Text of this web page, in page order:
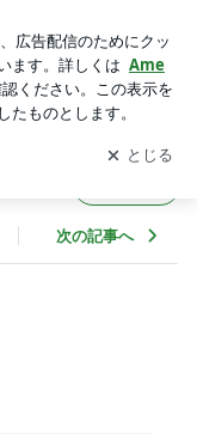
を受け取りまし
開く
次の記事へ